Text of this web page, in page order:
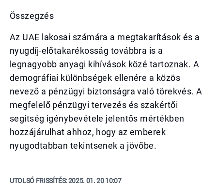
Összegzés
Az UAE lakosai számára a megtakarítások és a
nyugdíj-előtakarékosság továbbra is a
legnagyobb anyagi kihívások közé tartoznak. A
demográfiai különbségek ellenére a közös
nevező a pénzügyi biztonságra való törekvés. A
megfelelő pénzügyi tervezés és szakértői
segítség igénybevétele jelentős mértékben
hozzájárulhat ahhoz, hogy az emberek
nyugodtabban tekintsenek a jövőbe.
UTOLSÓ FRISSÍTÉS:2025. 01. 20 10:07